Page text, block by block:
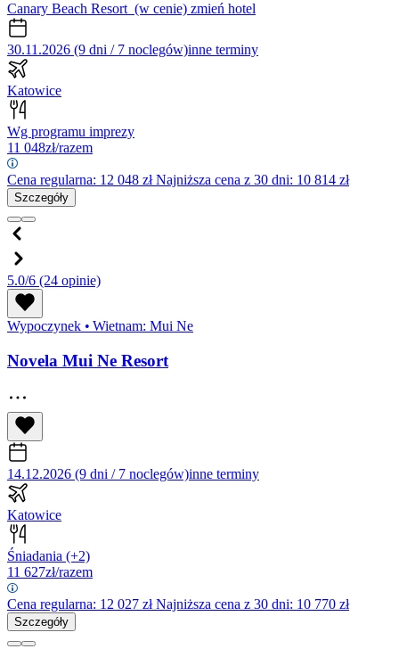
Canary Beach Resort (w cenie) zmień hotel
30.11.2026 (9 dni / 7 noclegów)inne terminy
Katowice
Wg programu imprezy
11 048zł/razem
Cena regularna: 12 048 złNajniższa cena z 30 dni: 10 814 zł
Szczegóły
5.0/6 (24 opinie)
Wypoczynek • Wietnam: Mui Ne
Novela Mui Ne Resort
14.12.2026 (9 dni / 7 noclegów)inne terminy
Katowice
Śniadania (+2)
11 627zł/razem
Cena regularna: 12 027 złNajniższa cena z 30 dni: 10 770 zł
Szczegóły